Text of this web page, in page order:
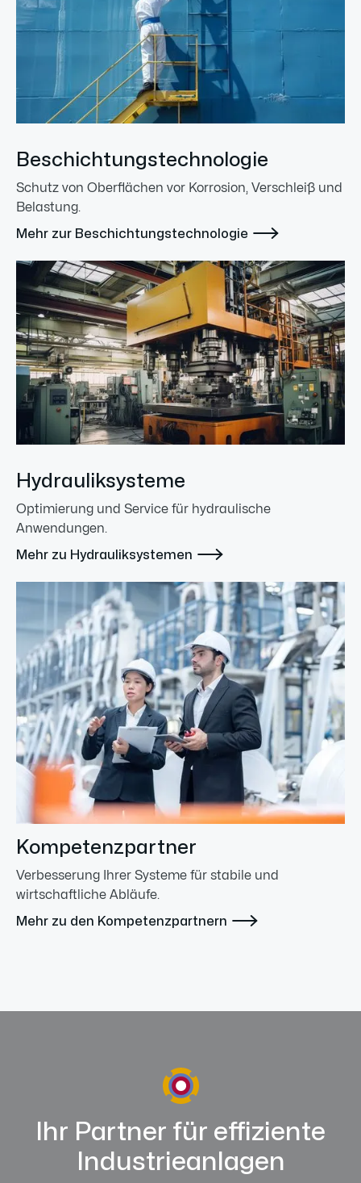
Beschichtungstechnologie
Schutz von Oberflächen vor Korrosion, Verschleiß und
Belastung.
Mehr zur Beschichtungstechnologie 
Hydrauliksysteme
Optimierung und Service für hydraulische
Anwendungen.
Mehr zu Hydrauliksystemen 
Kompetenzpartner
Verbesserung Ihrer Systeme für stabile und
wirtschaftliche Abläufe.
Mehr zu den Kompetenzpartnern 
Ihr Partner für effiziente
Industrieanlagen